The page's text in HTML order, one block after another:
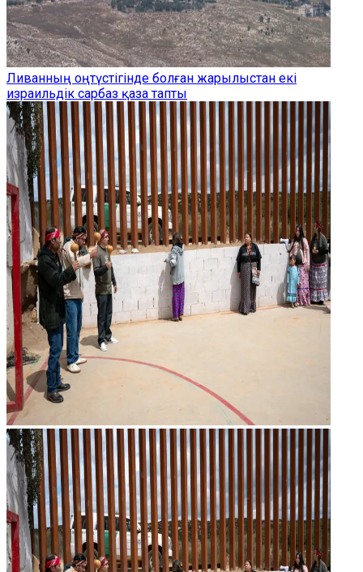
Ливанның оңтүстігінде болған жарылыстан екі
израильдік сарбаз қаза тапты